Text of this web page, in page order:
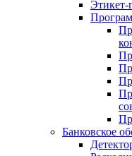
Этикет-
Банковское